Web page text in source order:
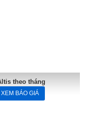
theo tháng
XEM BÁO GIÁ